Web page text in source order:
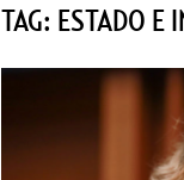
TAG: ESTADO E